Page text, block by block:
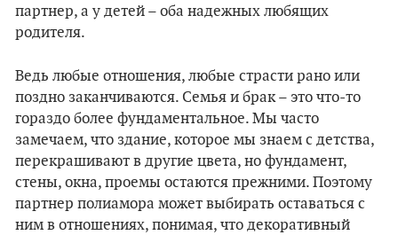
партнер, а у детей – оба надежных любящих
родителя.
Ведь любые отношения, любые страсти рано или
поздно заканчиваются. Семья и брак – это что-то
гораздо более фундаментальное. Мы часто
замечаем, что здание, которое мы знаем с детства,
перекрашивают в другие цвета, но фундамент,
стены, окна, проемы остаются прежними. Поэтому
партнер полиамора может выбирать оставаться с
ним в отношениях, понимая, что декоративный